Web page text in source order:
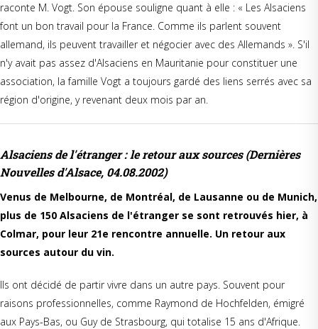
raconte M. Vogt. Son épouse souligne quant à elle : « Les Alsaciens
font un bon travail pour la France. Comme ils parlent souvent
allemand, ils peuvent travailler et négocier avec des Allemands ». S'il
n'y avait pas assez d'Alsaciens en Mauritanie pour constituer une
association, la famille Vogt a toujours gardé des liens serrés avec sa
région d'origine, y revenant deux mois par an.
Alsaciens de l'étranger : le retour aux sources(Dernières
Nouvelles d'Alsace, 04.08.2002)
Venus de Melbourne, de Montréal, de Lausanne ou de Munich,
plus de 150 Alsaciens de l'étranger se sont retrouvés hier, à
Colmar, pour leur 21e rencontre annuelle. Un retour aux
sources autour du vin.
lls ont décidé de partir vivre dans un autre pays. Souvent pour
raisons professionnelles, comme Raymond de Hochfelden, émigré
aux Pays-Bas, ou Guy de Strasbourg, qui totalise 15 ans d'Afrique.